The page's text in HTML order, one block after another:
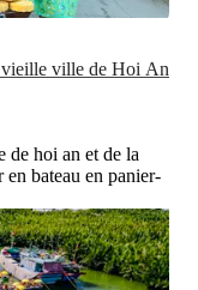
vieille ville de Hoi An
hoi an et de la
bateau en panier-